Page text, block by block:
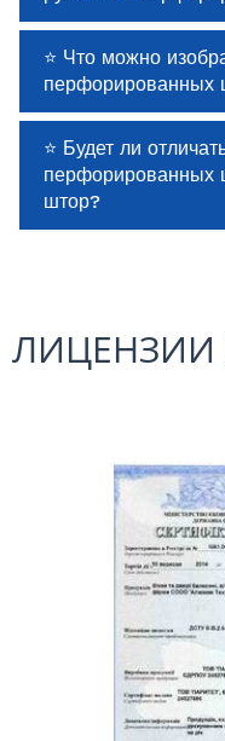
⭐ Что можно
перфорированных
⭐ Будет ли
перфорированных
штор?
ЛИЦЕНЗИИ